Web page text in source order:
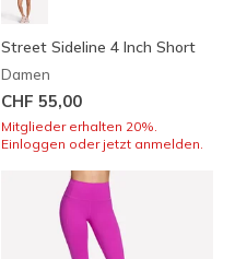
Street Sideline 4 Inch Short
Damen
CHF 55,00
Mitglieder erhalten 20%.
Einloggen oder jetzt anmelden.